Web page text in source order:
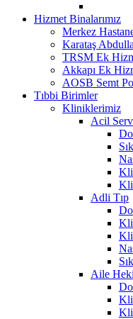
Hizmet Binalarımız
Merkez
Karataş
TRSM Ek
Akkapı Ek
AOSB Semt
Tıbbi Birimler
Kliniklerimiz
Acil
Adli Tıp
Aile